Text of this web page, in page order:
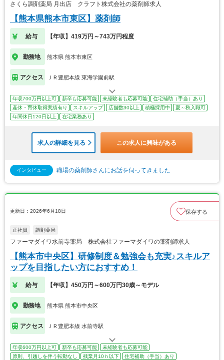
さくら調剤薬局 月出店 クラフト株式会社の薬剤師求人
【熊本県熊本市東区】薬剤師
給与 【年収】419万円～743万円程度
勤務地 熊本県 熊本市東区
アクセス ＪＲ豊肥本線 東海学園前駅
年収700万円以上可 新卒も応募可能 未経験者も応募可能
住宅補助（手当）あり
産休・育休取得実績有り
スキルアップ 店舗数30以上 積極採用中
夏～秋入職可
年間休日120日以上
在宅業務あり
求人の詳細を見る この求人に興味がある
インタビュー 職場の薬剤師さんにお話を伺ってきました
更新日：2026年6月18日 保存する
正社員 調剤薬局
ファーマダイワ水前寺薬局 株式会社ファーマダイワの薬剤師求人
【熊本市中央区】研修制度＆勉強会も充実♪スキルア
ップを目指したい方におすすめ！
給与 【年収】450万円～600万円30歳～モデル
勤務地 熊本県 熊本市中央区
アクセス ＪＲ豊肥本線 水前寺駅
年収600万円以上可 新卒も応募可能
未経験者も応募可能
原則、引越しを伴う転勤なし
残業月10ｈ以下
住宅補助（手当）あり